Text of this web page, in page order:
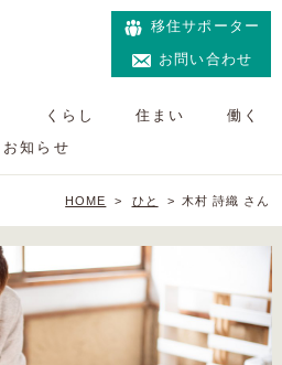
移住サポーター
お問い合わせ
くらし 住まい
働く
お知らせ
HOME > ひと > 木村 詩織 さん